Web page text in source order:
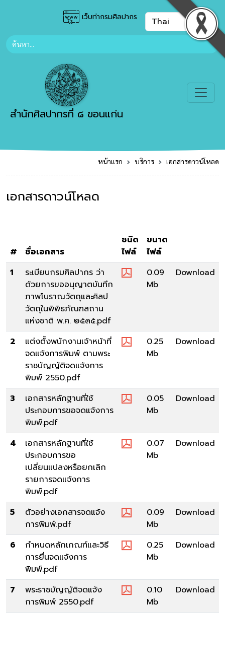
เว็บท่ากรมศิลปากร
สำนักศิลปากรที่ ๘ ขอนแก่น
หน้าแรก บริการ เอกสารดาวน์โหลด
เอกสารดาวน์โหลด
# ชื่อเอกสาร
ชนิด
ไฟล์
ขนาด
ไฟล์
1
ระเบียบกรมศิลปากร ว่า
ด้วยการขออนุญาตบันทึก
ภาพโบราณวัตถุและศิลป
วัตถุในพิพิธภัณฑสถาน
แห่งชาติ พ.ศ. ๒๕๓๕.pdf
0.09
Mb
Download
2
แต่งตั้งพนักงานเจ้าหน้าที่
จดแจ้งการพิมพ์ ตามพระ
ราชบัญญัติจดแจ้งการ
พิมพ์ 2550.pdf
0.25
Mb
Download
3
เอกสารหลักฐานที่ใช้
ประกอบการขอจดแจ้งการ
พิมพ์.pdf
0.05
Mb
Download
4
เอกสารหลักฐานที่ใช้
ประกอบการขอ
เปลี่ยนแปลงหรือยกเลิก
รายการจดแจ้งการ
พิมพ์.pdf
0.07
Mb
Download
5
ตัวอย่างเอกสารจดแจ้ง
การพิมพ์.pdf
0.09
Mb
Download
6
กำหนดหลักเกณฑ์และวิธี
การยื่นจดแจ้งการ
พิมพ์.pdf
0.25
Mb
Download
7
พระราชบัญญัติจดแจ้ง
การพิมพ์ 2550.pdf
0.10
Mb
Download